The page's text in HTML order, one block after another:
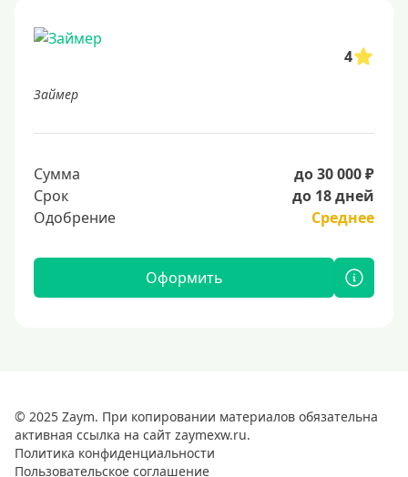
4
Займер
Сумма
до 30 000 ₽
Срок
до 18 дней
Одобрение
Среднее
Оформить
© 2025 Zaym. При копировании материалов обязательна
активная ссылка на сайт zaymexw.ru.
Политика конфиденциальности
Пользовательское соглашение